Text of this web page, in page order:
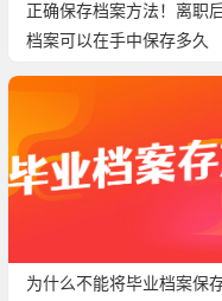
正确保存档案方法！离职
档案可以在手中保存多久
为什么不能将毕业档案保